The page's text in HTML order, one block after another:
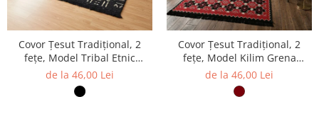
Covor Țesut Tradițional, 2
fețe, Model Tribal Etnic
Negru-Bej, diverse
dimensiuni
de la 46,00 Lei
Covor Țesut Tradițional, 2
fețe, Model Kilim Grena
Negru, diverse dimensiuni
de la 46,00 Lei